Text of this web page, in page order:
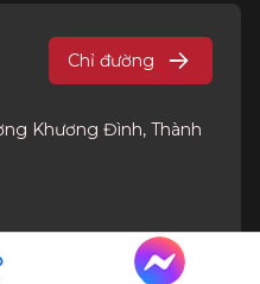
Chỉ đường
Khương Đình, Thành